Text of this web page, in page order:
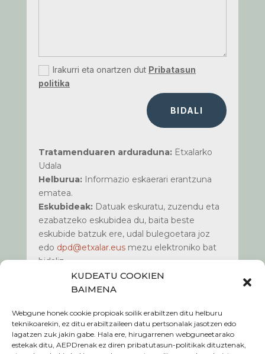
KUDEATU COOKIEN
BAIMENA
Webgune honek cookie propioak soilik erabiltzen ditu helburu
teknikoarekin, ez ditu erabiltzaileen datu pertsonalak jasotzen edo
lagatzen zuk jakin gabe. Hala ere, hirugarrenen webguneetarako
estekak ditu, AEPDrenak ez diren pribatutasun-politikak dituztenak,
Irakurri eta onartzen dut Pribatasun
politika
BIDALI
Tratamenduaren arduraduna:Etxalarko
Udala
Helburua:Informazio eskaerari erantzuna
ematea.
Eskubideak:Datuak eskuratu, zuzendu eta
ezabatzeko eskubidea du, baita beste
eskubide batzuk ere, udal bulegoetara joz
edo dpd@etxalar.eusmezu elektroniko bat
bidaliz.
Informazio gehiago:Kontsultatu gure
webguneko www.etxalar.eus